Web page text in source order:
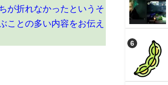
が折れなかったというそ
ことの多い内容をお伝え